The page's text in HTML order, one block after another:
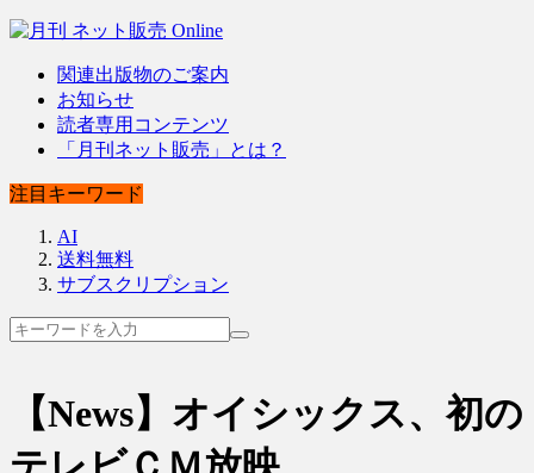
関連出版物のご案内
お知らせ
読者専用コンテンツ
「月刊ネット販売」とは？
注目キーワード
AI
送料無料
サブスクリプション
【News】オイシックス、初の